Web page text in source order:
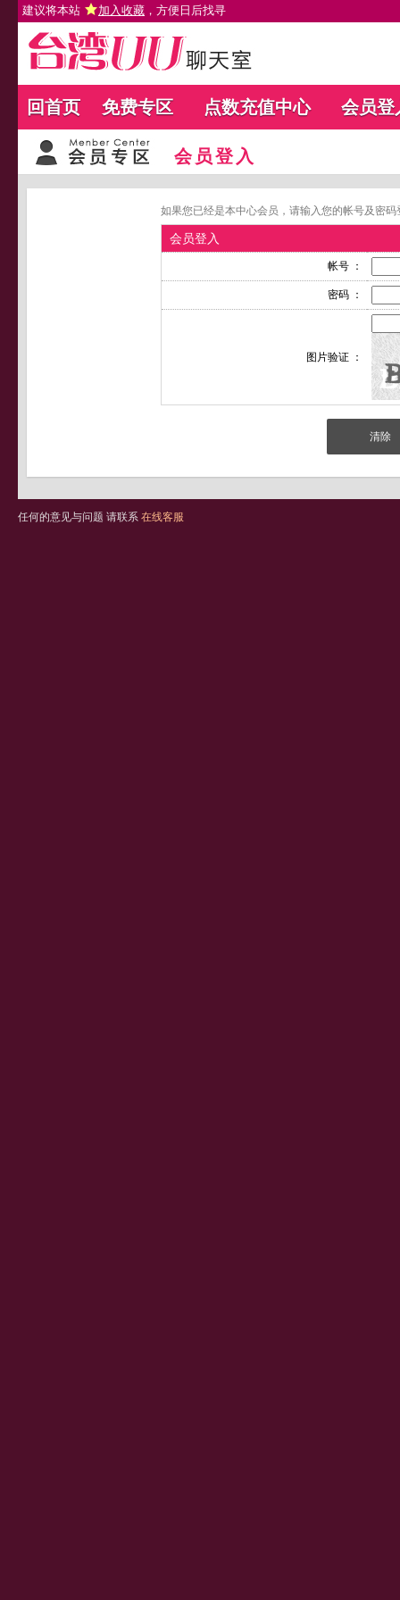
建议将本站 加入收藏 ，方便日后找寻
回首页 免费专区 点数充值中心 会员登
会员登入
如果您已经是本中心会员，请输入您的帐号及密
会员登入
帐号 ：
密码 ：
图片验证 ：
任何的意见与问题 请联系 在线客服